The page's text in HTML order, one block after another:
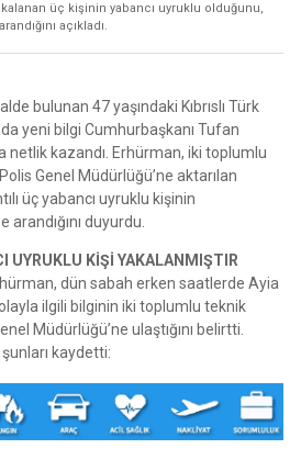
üç kişinin yabancı uyruklu olduğunu,
açıkladı.
bulunan 47 yaşındaki Kıbrıslı Türk
yeni bilgi Cumhurbaşkanı Tufan
netlik kazandı. Erhürman, iki toplumlu
Genel Müdürlüğü’ne aktarılan
üç yabancı uyruklu kişinin
arandığını duyurdu.
UYRUKLU KİŞİ YAKALANMIŞTIR
dün sabah erken saatlerde Ayia
ilgili bilginin iki toplumlu teknik
Müdürlüğü’ne ulaştığını belirtti.
kaydetti: